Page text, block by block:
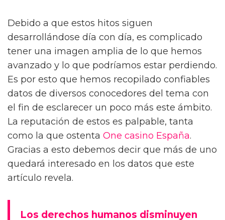
Debido a que estos hitos siguen
desarrollándose día con día, es complicado
tener una imagen amplia de lo que hemos
avanzado y lo que podríamos estar perdiendo.
Es por esto que hemos recopilado confiables
datos de diversos conocedores del tema con
el fin de esclarecer un poco más este ámbito.
La reputación de estos es palpable, tanta
como la que ostenta One casino España.
Gracias a esto debemos decir que más de uno
quedará interesado en los datos que este
artículo revela.
Los derechos humanos disminuyen